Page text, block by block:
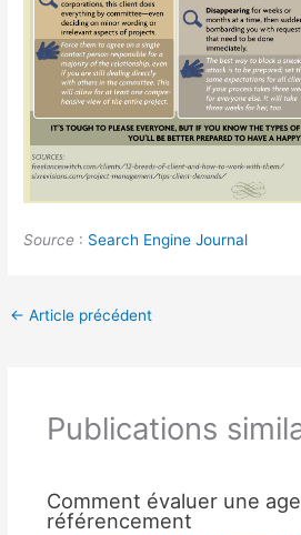
Source : Search Engine Journal
← Article précédent
Publications
Comment évaluer une
référencement